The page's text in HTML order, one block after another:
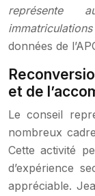
représente
immatriculations
données de
et de
Le conseil
nombreux
Cette activité
d’expérience
appréciable.